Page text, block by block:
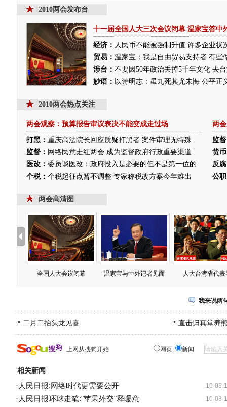
2010两会发布台
十一届全国人大三次会议闭幕 温家宝答中
经济： 人民币不能被强制升值 许多企业状
贸易： 温家宝：我是自由贸易支持者 有些
涉台： 不要因50年政治丢掉5千年文化 去
妙语： 以诗明志：虽九死其尤未悔 公平正
2010两会热点关注
两会观察：预算报告审议表决不能变成走过场
打黑： 重庆高法院长回应质疑打黑者 案件审理无特殊
监督： 网络民意走红两会 成为监督政府行政重要渠道
医改： 委员谈医改：政府投入是必要的但不是第一位的
个税： 个税起征点暂不调整 专家称税改方案今年难出
两
监
货
反
公
两会高清图
全国人大会议闭幕 温家宝与中外记者见面 人大台湾省代表
我来说两
二月二抬头龙见喜 直击归真堂养
上网从搜狗开始 网页 新闻
相关新闻
10-03-
· 人民日报:网络时代更需要公开
10-03-
· 人民日报环球走笔:"苹果外交"释暖意